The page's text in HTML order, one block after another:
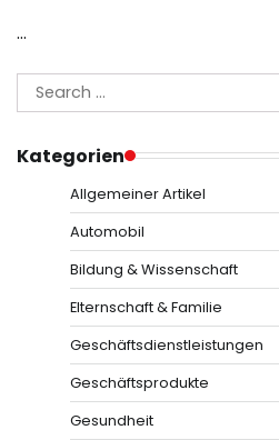
…
Search
for:
Kategorien
Allgemeiner Artikel
Automobil
Bildung & Wissenschaft
Elternschaft & Familie
Geschäftsdienstleistungen
Geschäftsprodukte
Gesundheit